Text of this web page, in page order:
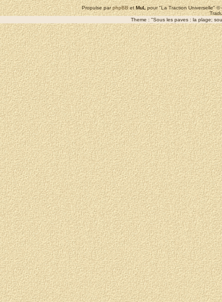
Propulse parphpBBetMuLpour "La Traction Universelle"
Theme : "Sous les paves : la plage;